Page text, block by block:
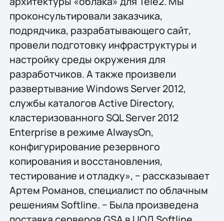
проконсультировали заказчика,
подрядчика, разрабатывающего сайт,
провели подготовку инфраструктуры и
настройку среды окружения для
разработчиков. А также произвели
развертывание Windows Server 2012,
службы каталогов Active Directory,
кластеризованного SQL Server 2012
Enterprise в режиме AlwaysOn,
конфигурирование резервного
копирования и восстановления,
тестирование и отладку», − рассказывает
Артем Романов, специалист по облачным
решениям Softline. − Была произведена